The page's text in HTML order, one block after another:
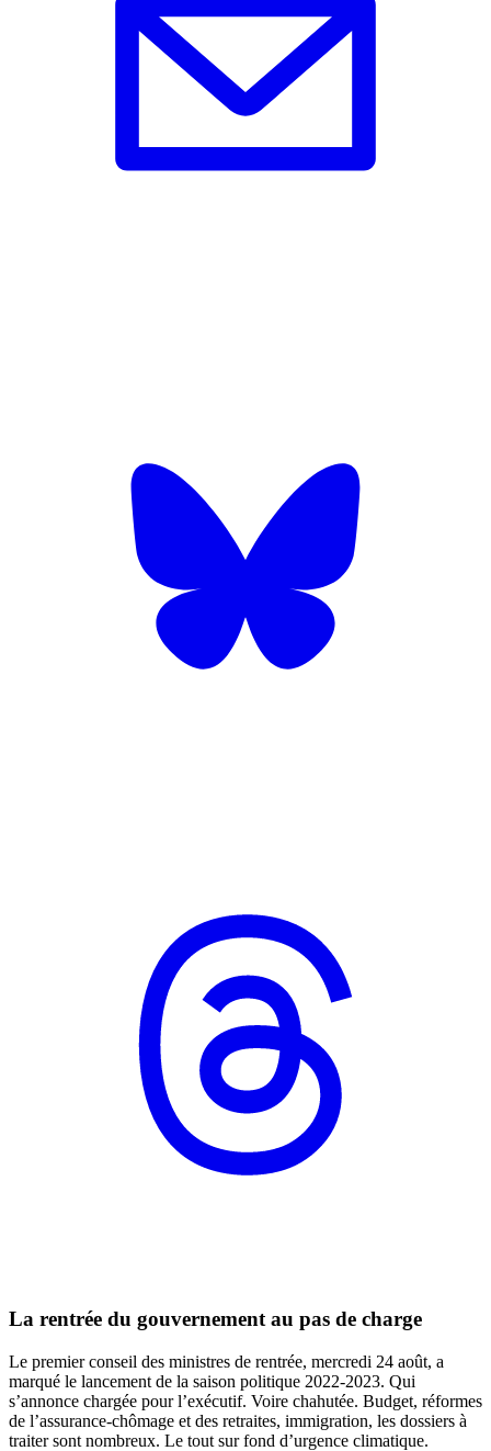
La rentrée du gouvernement au pas de charge
Le premier conseil des ministres de rentrée, mercredi 24 août, a
marqué le lancement de la saison politique 2022-2023. Qui
s’annonce chargée pour l’exécutif. Voire chahutée. Budget, réformes
de l’assurance-chômage et des retraites, immigration, les dossiers à
traiter sont nombreux. Le tout sur fond d’urgence climatique.